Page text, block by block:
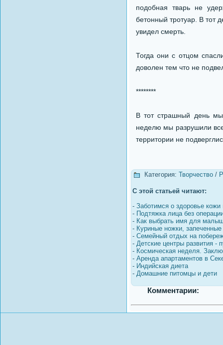
подобная тварь не
бетонный тротуар. В тот
увидел смерть.
Тогда они с отцом
доволен тем что не
********
В тот страшный день
неделю мы разрушили
территории не
Категория: Творчество /
С этой статьей читают:
- Заботимся о здоровье
- Подтяжка лица без
- Как выбрать имя для
- Куриные ножки,
- Семейный отдых на
- Детские центры развития -
- Космическая неделя.
- Аренда апартаментов в
- Индийская диета
- Домашние питомцы и дети
Комментарии: